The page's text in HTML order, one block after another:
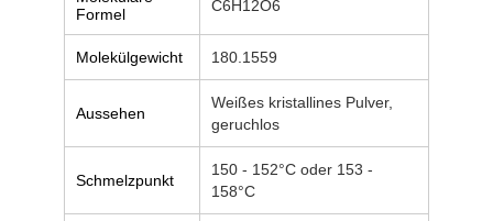
Formel
C6H12O6
Molekülgewicht 180.1559
Aussehen
Weißes kristallines Pulver,
geruchlos
Schmelzpunkt
150 - 152°C oder 153 -
158°C